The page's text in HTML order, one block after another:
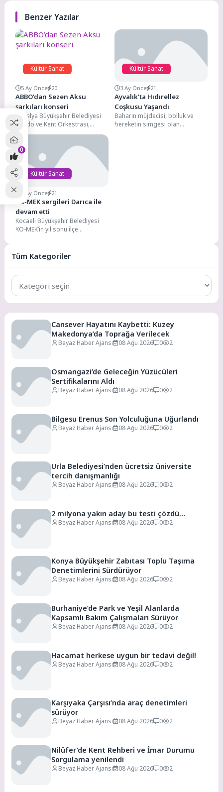
Benzer Yazılar
Kültür Sanat
5 Ay Önce 20
ABBO’dan Sezen Aksu
şarkıları konseri
Antalya Büyükşehir Belediyesi
Bando ve Kent Orkestrası,
müzikseverleri unutulmaz bir
geceye davet ediyor. 28 Mart...
Kültür Sanat
3 Ay Önce 21
Ayvalık’ta Hıdırellez
Coşkusu Yaşandı
Baharın müjdecisi, bolluk ve
bereketin simgesi olan
Kültür Sanat
4 Ay Önce 21
KO-MEK sergileri Darıca ile
devam etti
Kocaeli Büyükşehir Belediyesi
KO-MEK’in yıl sonu ilçe
binbir emekle hazırladığı...
Tüm Kategoriler
Tüm
Kategoriler
Cansever Hayatını Kaybetti: Kuzey
Makedonya’da Toprağa Verilecek
Beyaz Haber Ajansı 08 Ağu 2026 0 2
Osmangazi’de Geleceğin Yüzücüleri
Sertifikalarını Aldı
Beyaz Haber Ajansı 08 Ağu 2026 0 2
Bilgesu Erenus Son Yolculuğuna Uğurlandı
Beyaz Haber Ajansı 08 Ağu 2026 0 2
Urla Belediyesi’nden ücretsiz üniversite
tercih danışmanlığı
Beyaz Haber Ajansı 08 Ağu 2026 0 2
2 milyona yakın aday bu testi çözdü…
Beyaz Haber Ajansı 08 Ağu 2026 0 2
Konya Büyükşehir Zabıtası Toplu Taşıma
Denetimlerini Sürdürüyor
Beyaz Haber Ajansı 08 Ağu 2026 0 2
Burhaniye’de Park ve Yeşil Alanlarda
Kapsamlı Bakım Çalışmaları Sürüyor
Beyaz Haber Ajansı 08 Ağu 2026 0 2
Hacamat herkese uygun bir tedavi değil!
Beyaz Haber Ajansı 08 Ağu 2026 0 2
Karşıyaka Çarşısı’nda araç denetimleri
sürüyor
Beyaz Haber Ajansı 08 Ağu 2026 0 2
Nilüfer’de Kent Rehberi ve İmar Durumu
Sorgulama yenilendi
Beyaz Haber Ajansı 08 Ağu 2026 0 2
0